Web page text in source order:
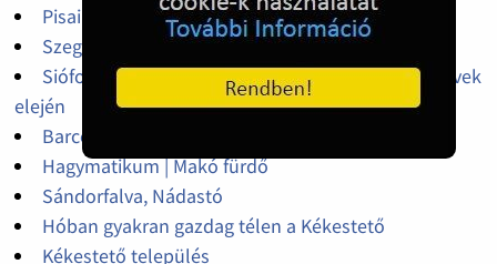
Pisai ferde torony
Szeged
Siófok, mielőtt beépült az Aranypart az 1970-es évek
elején
Barcelona, Spanyolország
Hagymatikum | Makó fürdő
Sándorfalva, Nádastó
Hóban gyakran gazdag télen a Kékestető
Kékestető település